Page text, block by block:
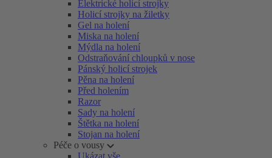
Elektrické holicí strojky
Holicí strojky na žiletky
Gel na holení
Miska na holení
Mýdla na holení
Odstraňování chloupků v nose
Pánský holicí strojek
Pěna na holení
Před holením
Razor
Sady na holení
Štětka na holení
Stojan na holení
Péče o vousy
Ukázat vše